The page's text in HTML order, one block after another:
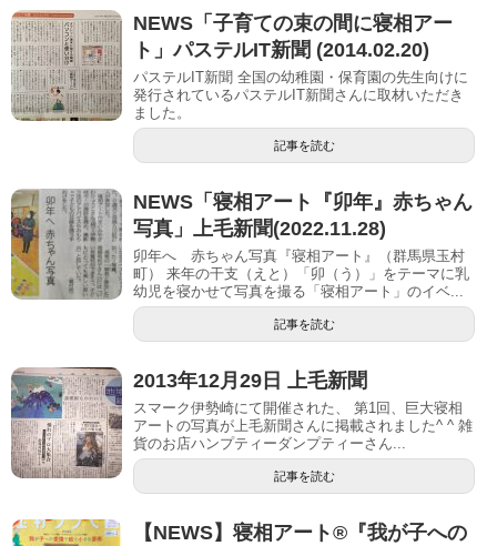
NEWS「子育ての束の間に寝相アー
ト」パステルIT新聞 (2014.02.20)
パステルIT新聞 全国の幼稚園・保育園の先生向けに
発行されているパステルIT新聞さんに取材いただき
ました。
記事を読む
NEWS「寝相アート『卯年』赤ちゃん
写真」上毛新聞(2022.11.28)
卯年へ 赤ちゃん写真『寝相アート』（群馬県玉村
町） 来年の干支（えと）「卯（う）」をテーマに乳
幼児を寝かせて写真を撮る「寝相アート」のイベ...
記事を読む
2013年12月29日 上毛新聞
スマーク伊勢崎にて開催された、 第1回、巨大寝相
アートの写真が上毛新聞さんに掲載されました^ ^ 雑
貨のお店ハンプティーダンプティーさん...
記事を読む
【NEWS】寝相アート®︎『我が子への